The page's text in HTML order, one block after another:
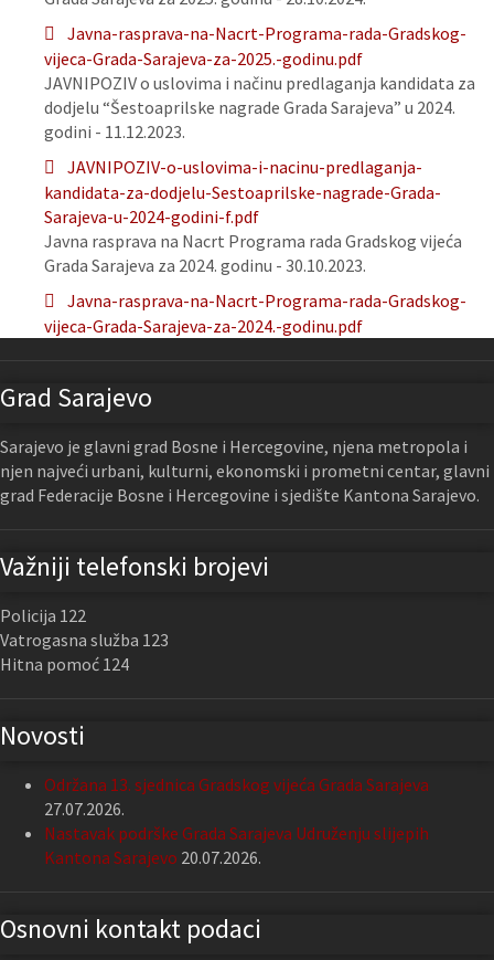
Javna-rasprava-na-Nacrt-Programa-rada-Gradskog-
vijeca-Grada-Sarajeva-za-2025.-godinu.pdf
JAVNIPOZIV o uslovima i načinu predlaganja kandidata za
dodjelu “Šestoaprilske nagrade Grada Sarajeva” u 2024.
godini - 11.12.2023.
JAVNIPOZIV-o-uslovima-i-nacinu-predlaganja-
kandidata-za-dodjelu-Sestoaprilske-nagrade-Grada-
Sarajeva-u-2024-godini-f.pdf
Javna rasprava na Nacrt Programa rada Gradskog vijeća
Grada Sarajeva za 2024. godinu - 30.10.2023.
Javna-rasprava-na-Nacrt-Programa-rada-Gradskog-
vijeca-Grada-Sarajeva-za-2024.-godinu.pdf
Grad Sarajevo
Sarajevo je glavni grad Bosne i Hercegovine, njena metropola i
njen najveći urbani, kulturni, ekonomski i prometni centar, glavni
grad Federacije Bosne i Hercegovine i sjedište Kantona Sarajevo.
Važniji telefonski brojevi
Policija 122
Vatrogasna služba 123
Hitna pomoć 124
Novosti
Održana 13. sjednica Gradskog vijeća Grada Sarajeva
27.07.2026.
Nastavak podrške Grada Sarajeva Udruženju slijepih
Kantona Sarajevo 20.07.2026.
Osnovni kontakt podaci